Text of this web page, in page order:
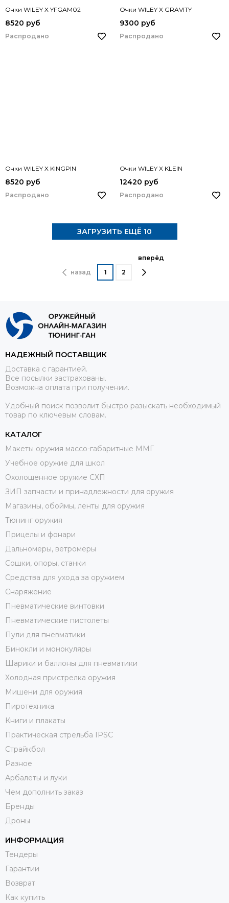
Очки WILEY X YFGAM02
8520 руб
Распродано
Очки WILEY X GRAVITY
9300 руб
Распродано
Очки WILEY X KINGPIN
8520 руб
Распродано
Очки WILEY X KLEIN
12420 руб
Распродано
ЗАГРУЗИТЬ ЕЩЁ 10
назад 1 2
вперёд
НАДЕЖНЫЙ ПОСТАВЩИК
Доставка с гарантией.
Все посылки застрахованы.
Возможна оплата при получении.
Удобный поиск позволит быстро разыскать необходимый
товар по ключевым словам.
КАТАЛОГ
Макеты оружия массо-габаритные ММГ
Учебное оружие для школ
Охолощенное оружие СХП
ЗИП запчасти и принадлежности для оружия
Магазины, обоймы, ленты для оружия
Тюнинг оружия
Прицелы и фонари
Дальномеры, ветромеры
Сошки, опоры, станки
Средства для ухода за оружием
Снаряжение
Пневматические винтовки
Пневматические пистолеты
Пули для пневматики
Бинокли и монокуляры
Шарики и баллоны для пневматики
Холодная пристрелка оружия
Мишени для оружия
Пиротехника
Книги и плакаты
Практическая стрельба IPSC
Страйкбол
Разное
Арбалеты и луки
Чем дополнить заказ
Бренды
Дроны
ИНФОРМАЦИЯ
Тендеры
Гарантии
Возврат
Как купить